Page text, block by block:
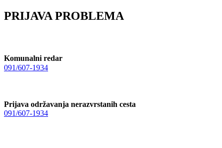
PRIJAVA PROBLEMA
Komunalni redar
091/607-1934
Prijava održavanja nerazvrstanih cesta
091/607-1934